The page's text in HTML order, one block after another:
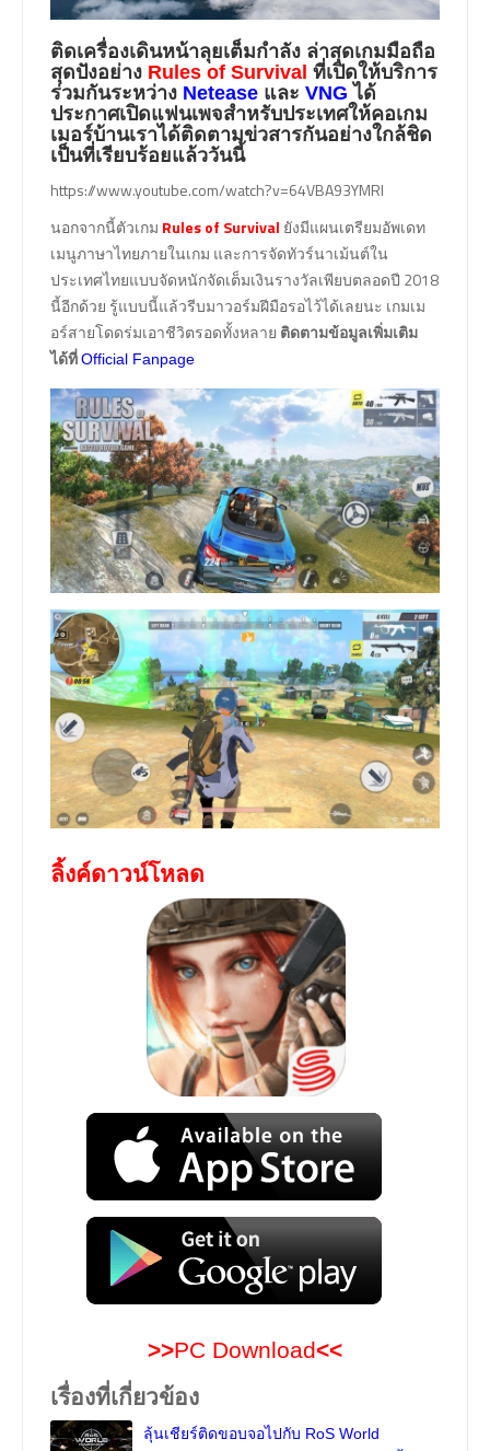
ติดเครื่องเดินหน้าลุยเต็มกำลัง ล่าสุดเกมมือถือ
สุดปังอย่าง Rules of Survival ที่เปิดให้บริการ
ร่วมกันระหว่าง Netease และ VNG ได้
ประกาศเปิดแฟนเพจสำหรับประเทศให้คอเกม
เมอร์บ้านเราได้ติดตามข่วสารกันอย่างใกล้ชิด
เป็นที่เรียบร้อยแล้ววันนี้
https://www.youtube.com/watch?v=64VBA93YMRI
นอกจากนี้ตัวเกม Rules of Survival ยังมีแผนเตรียมอัพเดท
เมนูภาษาไทยภายในเกม และการจัดทัวร์นาเม้นต์ใน
ประเทศไทยแบบจัดหนักจัดเต็มเงินรางวัลเพียบตลอดปี 2018
นี้อีกด้วย รู้แบบนี้แล้วรีบมาวอร์มฝีมือรอไว้ได้เลยนะ เกมเม
อร์สายโดดร่มเอาชีวิตรอดทั้งหลาย ติดตามข้อมูลเพิ่มเติม
ได้ที่Official Fanpage
ลิ้งค์ดาวน์โหลด
>>PC Download<<
เรื่องที่เกี่ยวข้อง
ลุ้นเชียร์ติดขอบจอไปกับ RoS World